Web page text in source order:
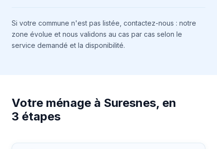
Si votre commune n'est pas listée, contactez-nous : notre
zone évolue et nous validons au cas par cas selon le
service demandé et la disponibilité.
Votre ménage à Suresnes, en
3 étapes